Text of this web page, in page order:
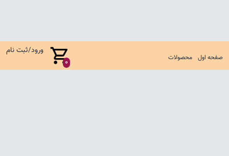
صفحه اول محصولات 0
ورود/ثبت نام